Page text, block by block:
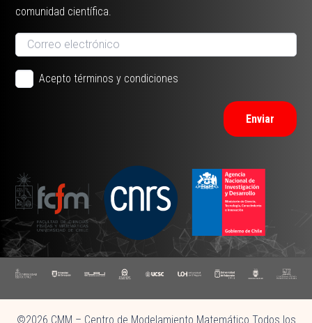
comunidad científica.
Acepto términos y condiciones
Enviar
©2026 CMM – Centro de Modelamiento Matemático Todos los